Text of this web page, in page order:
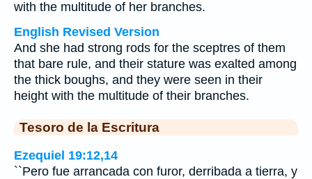
with the multitude of her branches.
English Revised Version
And she had strong rods for the sceptres of them
that bare rule, and their stature was exalted among
the thick boughs, and they were seen in their
height with the multitude of their branches.
Tesoro de la Escritura
Ezequiel 19:12,14
``Pero fue arrancada con furor, derribada a tierra, y